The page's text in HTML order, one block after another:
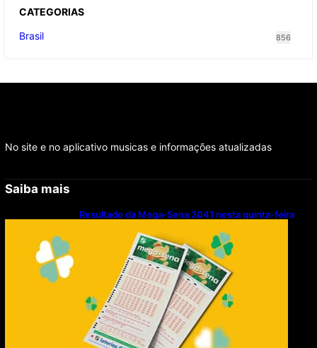
CATEGORIAS
Brasil
856
No site e no aplicativo musicas e informações atualizadas
Saiba mais
Resultado da Mega-Sena 3041 nesta quinta-feira